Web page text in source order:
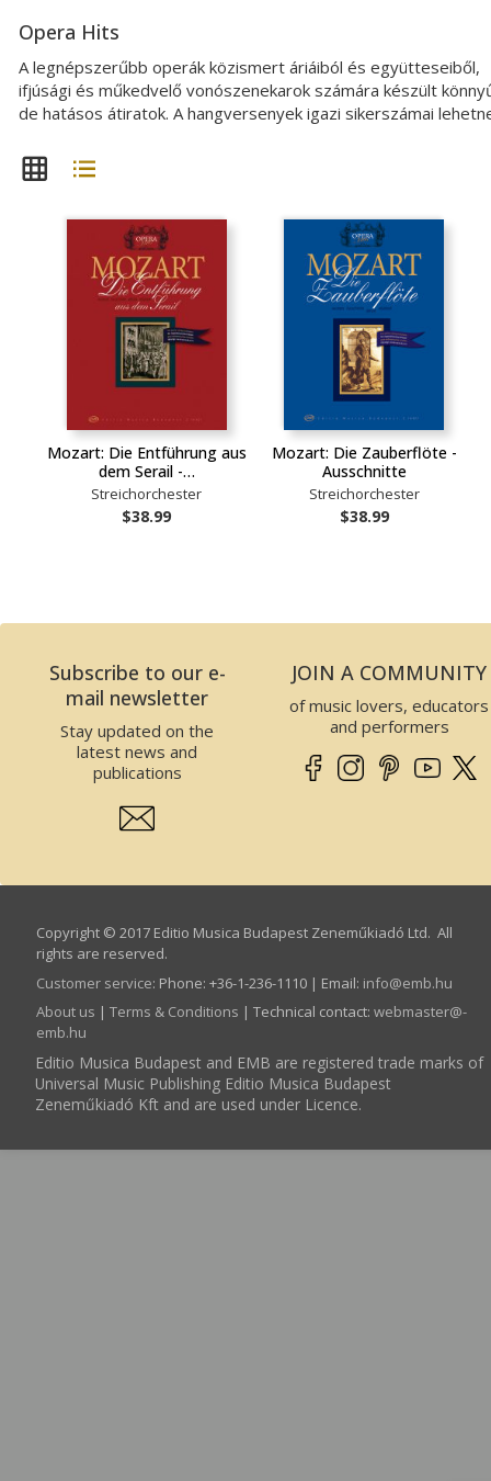
Opera Hits
A legnépszerűbb operák közismert áriáiból és együtteseiből,
ifjúsági és műkedvelő vonószenekarok számára készült
de hatásos átiratok. A hangversenyek igazi sikerszámai
Mozart: Die Entführung aus
dem Serail -…
Streichorchester
$38.99
Mozart: Die Zauberflöte -
Ausschnitte
Streichorchester
$38.99
Subscribe to our e-
mail newsletter
Stay updated on the
latest news and
publications
JOIN A COMMUNITY
of music lovers, educators
and performers
Copyright © 2017 Editio Musica Budapest Zeneműkiadó Ltd. All
rights are reserved.
Customer service: Phone: +36-1-236-1110 | Email: info­@­emb.hu
About us | Terms & Conditions | Technical contact: webmaster­@­
emb.hu
Editio Musica Budapest and EMB are registered trade marks of
Universal Music Publishing Editio Musica Budapest
Zeneműkiadó Kft and are used under Licence.